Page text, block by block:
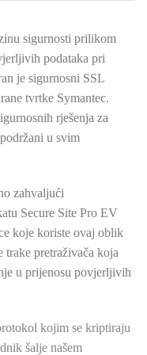
sigurnosti prilikom
podataka pri
je sigurnosni SSL
tvrtke Symantec.
rješenja za
u svim
zahvaljući
Secure Site Pro EV
koje koriste ovaj oblik
trake pretraživača koja
u prijenosu povjerljivih
kojim se kriptiraju
šalje našem